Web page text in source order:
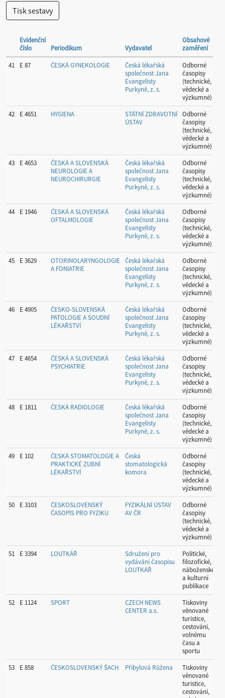
Evidenční
číslo
Periodikum Vydavatel
Obsahové
zaměření
41
E 87 ČESKÁ GYNEKOLOGIE
Česká lékařská
společnost Jana
Evangelisty
Purkyně, z. s.
Odborné
časopisy
(technické,
vědecké a
výzkumné)
42 E 4651 HYGIENA
STÁTNÍ ZDRAVOTNÍ
ÚSTAV
Odborné
časopisy
(technické,
vědecké a
výzkumné)
43 E 4653
ČESKÁ A SLOVENSKÁ
NEUROLOGIE A
NEUROCHIRURGIE
Česká lékařská
společnost Jana
Evangelisty
Purkyně, z. s.
Odborné
časopisy
(technické,
vědecké a
výzkumné)
44 E 1946
ČESKÁ A SLOVENSKÁ
OFTALMOLOGIE
Česká lékařská
společnost Jana
Evangelisty
Purkyně, z. s.
Odborné
časopisy
(technické,
vědecké a
výzkumné)
45 E 3629
OTORINOLARYNGOLOGIE
A FONIATRIE
Česká lékařská
společnost Jana
Evangelisty
Purkyně, z. s.
Odborné
časopisy
(technické,
vědecké a
výzkumné)
46 E 4905
ČESKO-SLOVENSKÁ
PATOLOGIE A SOUDNÍ
LÉKAŘSTVÍ
Česká lékařská
společnost Jana
Evangelisty
Purkyně, z. s.
Odborné
časopisy
(technické,
vědecké a
výzkumné)
47 E 4654
ČESKÁ A SLOVENSKÁ
PSYCHIATRIE
Česká lékařská
společnost Jana
Evangelisty
Purkyně, z. s.
Odborné
časopisy
(technické,
vědecké a
výzkumné)
48 E 1811 ČESKÁ RADIOLOGIE
Česká lékařská
společnost Jana
Evangelisty
Purkyně, z. s.
Odborné
časopisy
(technické,
vědecké a
výzkumné)
49 E 102
ČESKÁ STOMATOLOGIE A
PRAKTICKÉ ZUBNÍ
LÉKAŘSTVÍ
Česká
stomatologická
komora
Odborné
časopisy
(technické,
vědecké a
výzkumné)
50 E 3103
ČESKOSLOVENSKÝ
ČASOPIS PRO FYZIKU
FYZIKÁLNÍ ÚSTAV
AV ČR
Odborné
časopisy
(technické,
vědecké a
výzkumné)
51 E 3394 LOUTKÁŘ
Sdružení pro
vydávání časopisu
LOUTKÁŘ
Politické,
filozofické,
náboženské
a kulturní
publikace
52 E 1124 SPORT
CZECH NEWS
CENTER a.s.
Tiskoviny
věnované
turistice,
cestování,
volnému
času a
sportu
53 E 858 ČESKOSLOVENSKÝ ŠACH Přibylová Růžena
Tiskoviny
věnované
turistice,
cestování,